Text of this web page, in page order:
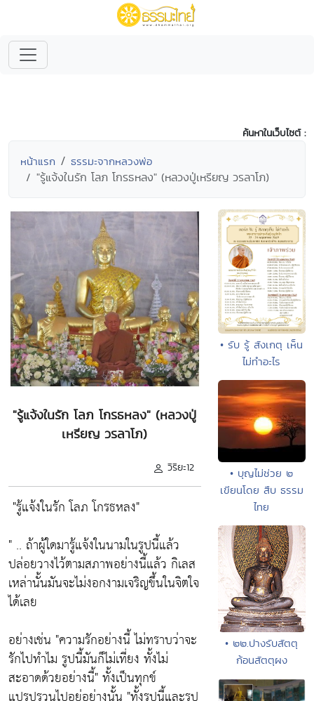
ค้นหาในเว็บไซต์ :
หน้าแรก ธรรมะจากหลวงพ่อ
"รู้แจ้งในรัก โลภ โกรธหลง" (หลวงปู่เหรียญ วรลาโภ)
"รู้แจ้งในรัก โลภ โกรธหลง" (หลวงปู่
เหรียญ วรลาโภ)
วิริยะ12
"รู้แจ้งในรัก โลภ โกรธหลง"
" .. ถ้าผู้ใดมารู้แจ้งในนามในรูปนี้แล้ว
ปล่อยวางไว้ตามสภาพอย่างนี้แล้ว กิเลส
เหล่านั้นมันจะไม่งอกงามเจริญขึ้นในจิตใจ
ได้เลย
อย่างเช่น "ความรักอย่างนี้ ไม่ทราบว่าจะ
รักไปทำไม รูปนี้มันก็ไม่เที่ยง ทั้งไม่
สะอาดด้วยอย่างนี้"ทั้งเป็นทุกข์
• รับ รู้ สังเกตุ เห็น
ไม่ทำอะไร
• บุญไม่ช่วย ๒
เขียนโดย สืบ ธรรม
ไทย
• ๒๒.ปางรับสัตตุ
ก้อนสัตตุผง